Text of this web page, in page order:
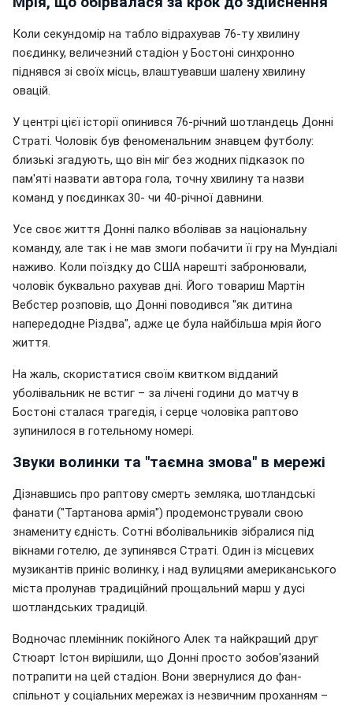
Коли секундомір на табло відрахував 76-ту хвилину
поєдинку, величезний стадіон у Бостоні синхронно
піднявся зі своїх місць, влаштувавши шалену хвилину
овацій.
У центрі цієї історії опинився 76-річний шотландець Донні
Страті. Чоловік був феноменальним знавцем футболу:
близькі згадують, що він міг без жодних підказок по
пам'яті назвати автора гола, точну хвилину та назви
команд у поєдинках 30- чи 40-річної давнини.
Усе своє життя Донні палко вболівав за національну
команду, але так і не мав змоги побачити її гру на Мундіалі
наживо. Коли поїздку до США нарешті забронювали,
чоловік буквально рахував дні. Його товариш Мартін
Вебстер розповів, що Донні поводився "як дитина
напередодне Різдва", адже це була найбільша мрія його
життя.
На жаль, скористатися своїм квитком відданий
уболівальник не встиг – за лічені години до матчу в
Бостоні сталася трагедія, і серце чоловіка раптово
зупинилося в готельному номері.
Звуки волинки та "таємна змова" в мережі
Дізнавшись про раптову смерть земляка, шотландські
фанати ("Тартанова армія") продемонстрували свою
знамениту єдність. Сотні вболівальників зібралися під
вікнами готелю, де зупинявся Страті. Один із місцевих
музикантів приніс волинку, і над вулицями американського
міста пролунав традиційний прощальний марш у дусі
шотландських традицій.
Водночас племінник покійного Алек та найкращий друг
Стюарт Істон вирішили, що Донні просто зобов'язаний
потрапити на цей стадіон. Вони звернулися до фан-
спільнот у соціальних мережах із незвичним проханням –